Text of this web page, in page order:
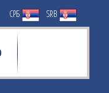
СРБ SRB